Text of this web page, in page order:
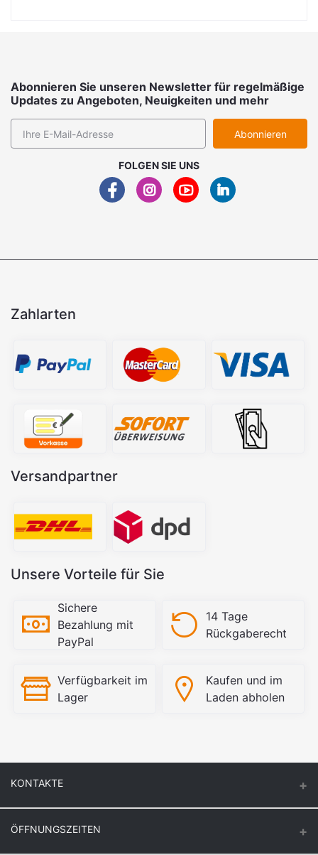
Abonnieren Sie unseren Newsletter für regelmäßige
Updates zu Angeboten, Neuigkeiten und mehr
Abonnieren
FOLGEN SIE UNS
Zahlarten
Versandpartner
Unsere Vorteile für Sie
Sichere
Bezahlung mit
PayPal
14 Tage
Rückgaberecht
Verfügbarkeit im
Lager
Kaufen und im
Laden abholen
KONTAKTE
ÖFFNUNGSZEITEN